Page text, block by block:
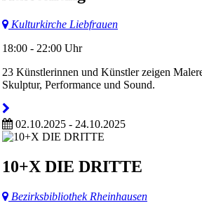
Kulturkirche Liebfrauen
18:00 - 22:00 Uhr
23 Künstlerinnen und Künstler zeigen
Skulptur, Performance und Sound.
02.10.2025 - 24.10.2025
10+X DIE DRITTE​
Bezirksbibliothek Rheinhausen